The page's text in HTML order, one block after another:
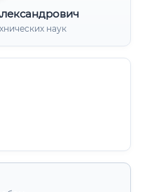
наук